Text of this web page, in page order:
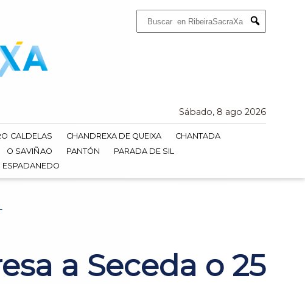
Submit
Sábado, 8 ago 2026
CALDELAS CHANDREXA DE QUEIXA
CHANTADA
O SAVIÑAO PANTÓN
PARADA DE SIL
ESPADANEDO
a Seceda o 25